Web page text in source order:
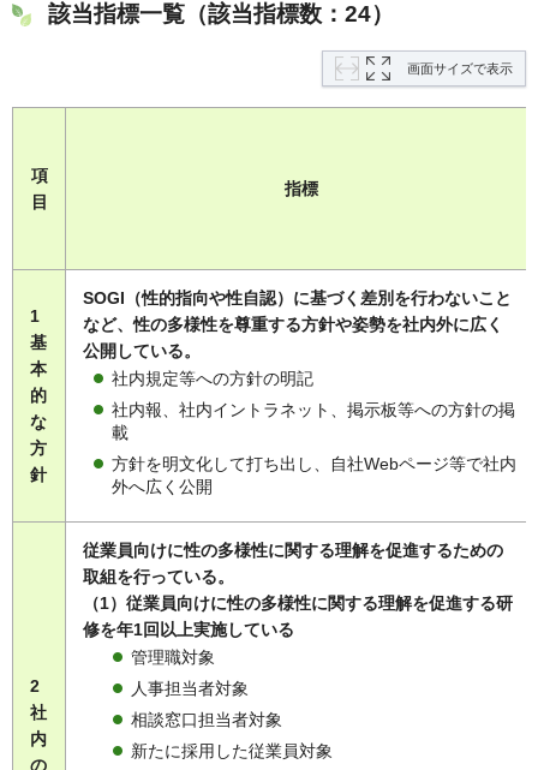
該当指標一覧（該当指標数：24）
画面サイズで表示
項
目
指標
1
基
本
的
な
方
針
SOGI（性的指向や性自認）に基づく差別を行わないこと
など、性の多様性を尊重する方針や姿勢を社内外に広く
公開している。
社内規定等への方針の明記
社内報、社内イントラネット、掲示板等への方針の掲
載
方針を明文化して打ち出し、自社Webページ等で社内
外へ広く公開
2
社
内
の
従業員向けに性の多様性に関する理解を促進するための
取組を行っている。
（1）従業員向けに性の多様性に関する理解を促進する研
修を年1回以上実施している
管理職対象
人事担当者対象
相談窓口担当者対象
新たに採用した従業員対象